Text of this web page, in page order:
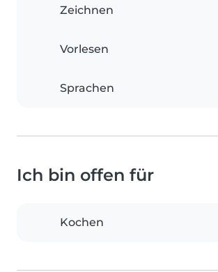
Zeichnen
Vorlesen
Sprachen
Ich bin offen für
Kochen